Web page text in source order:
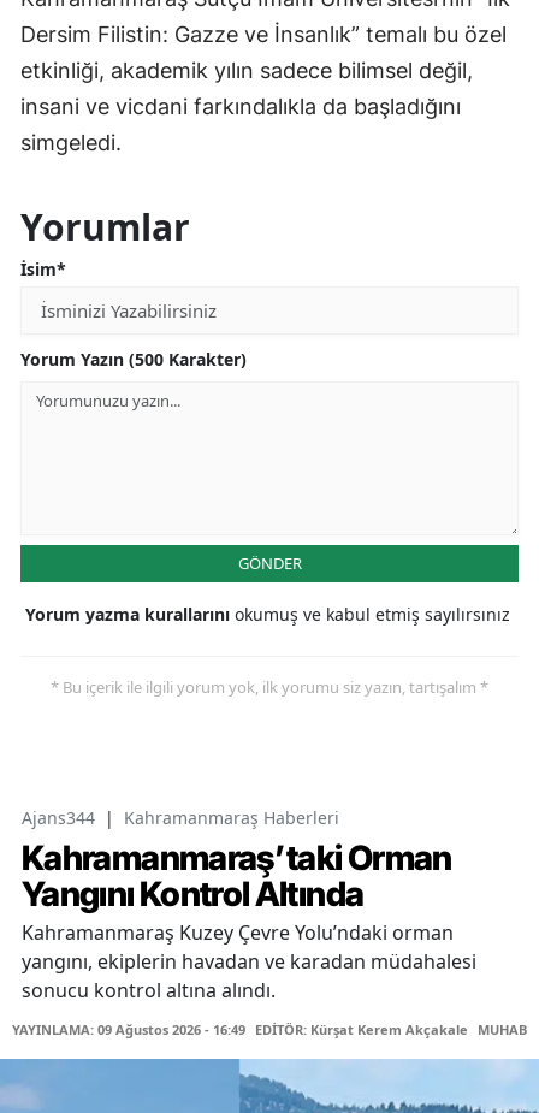
Dersim Filistin: Gazze ve İnsanlık” temalı bu özel
etkinliği, akademik yılın sadece bilimsel değil,
insani ve vicdani farkındalıkla da başladığını
simgeledi.
Yorumlar
İsim*
Yorum Yazın (500 Karakter)
GÖNDER
Yorum yazma kurallarını okumuş ve kabul etmiş sayılırsınız
* Bu içerik ile ilgili yorum yok, ilk yorumu siz yazın, tartışalım *
Ajans344 | Kahramanmaraş Haberleri
Kahramanmaraş’taki Orman
Yangını Kontrol Altında
Kahramanmaraş Kuzey Çevre Yolu’ndaki orman
yangını, ekiplerin havadan ve karadan müdahalesi
sonucu kontrol altına alındı.
YAYINLAMA: 09 Ağustos 2026 - 16:49 EDİTÖR: Kürşat Kerem Akçakale